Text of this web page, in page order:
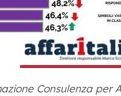
Consulenza